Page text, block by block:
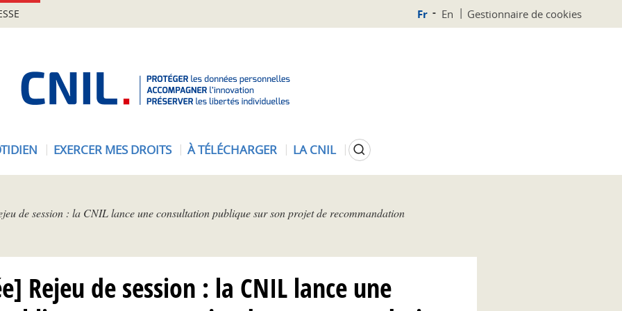
Fr En Gestionnaire de cookies
N
EXERCER MES DROITS À TÉLÉCHARGER LA CNIL Rechercher
de session : la CNIL lance une consultation publique sur son projet de recommandation
Rejeu de session : la CNIL lance une